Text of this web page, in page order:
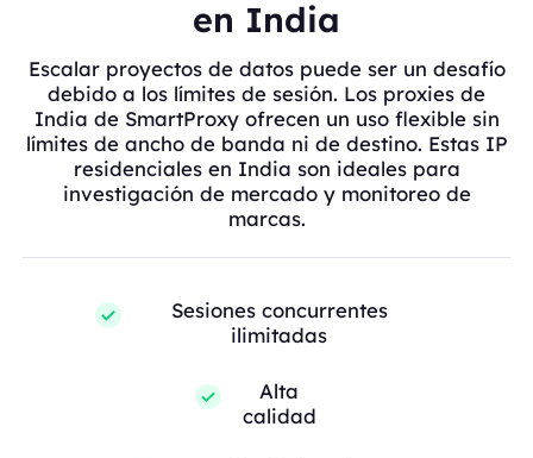
en India
Escalar proyectos de datos puede ser un desafío
debido a los límites de sesión. Los proxies de
India de SmartProxy ofrecen un uso flexible sin
límites de ancho de banda ni de destino. Estas IP
residenciales en India son ideales para
investigación de mercado y monitoreo de
marcas.
Sesiones concurrentes
ilimitadas
Alta
calidad